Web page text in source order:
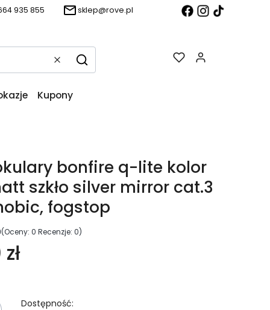
935 855 sklep@rove.pl
WyczyśćSzukaj
Kupony
bonfire q-lite kolor
szkło silver mirror cat.3
fogstop
(Oceny: 0 Recenzje: 0)
Dostępność: